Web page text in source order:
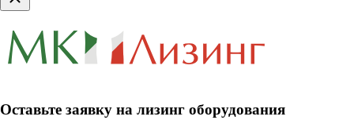
Оставьте заявку на лизинг оборудования